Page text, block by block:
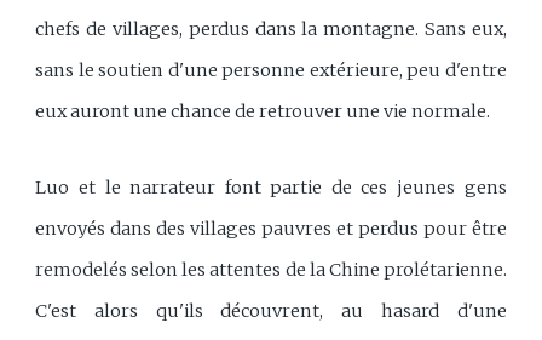
chefs de villages, perdus dans la montagne. Sans eux,
sans le soutien d'une personne extérieure, peu d'entre
eux auront une chance de retrouver une vie normale.
Luo et le narrateur font partie de ces jeunes gens
envoyés dans des villages pauvres et perdus pour être
remodelés selon les attentes de la Chine prolétarienne.
C'est alors qu'ils découvrent, au hasard d'une